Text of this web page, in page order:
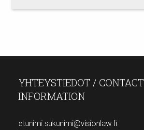
YHTEYSTIEDOT / CONTACT
INFORMATION
etunimi.sukunimi@visionlaw.fi